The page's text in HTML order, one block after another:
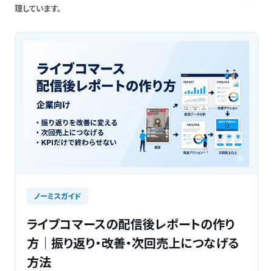
理しています。
ノーミスガイド
ライブコマースの配信後レポートの作り
方｜振り返り・改善・次回売上につなげる
方法